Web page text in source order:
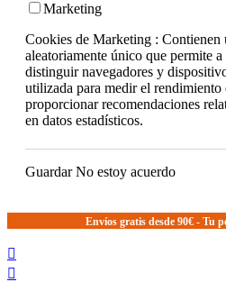
Marketing
Cookies de Marketing : Contienen
aleatoriamente único que permite
distinguir navegadores y
utilizada para medir el rendimiento
proporcionar recomendaciones
en datos estadísticos.
GuardarNo estoy acuerdo
Envíos gratis desde 90€ - Tu

